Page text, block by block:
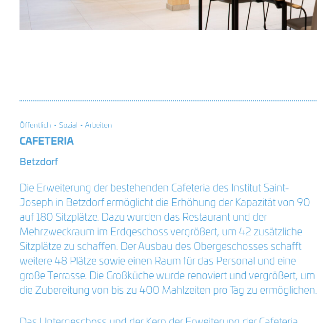
Öffentlich • Sozial • Arbeiten
CAFETERIA
Betzdorf
Die Erweiterung der bestehenden Cafeteria des Institut Saint-
Joseph in Betzdorf ermöglicht die Erhöhung der Kapazität von 90
auf 180 Sitzplätze. Dazu wurden das Restaurant und der
Mehrzweckraum im Erdgeschoss vergrößert, um 42 zusätzliche
Sitzplätze zu schaffen. Der Ausbau des Obergeschosses schafft
weitere 48 Plätze sowie einen Raum für das Personal und eine
große Terrasse. Die Großküche wurde renoviert und vergrößert, um
die Zubereitung von bis zu 400 Mahlzeiten pro Tag zu ermöglichen.